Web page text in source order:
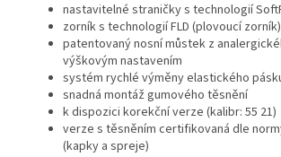
nastavitelné straničky s technologií
zorník s technologií FLD (plovoucí zorník)
patentovaný nosní můstek z
výškovým nastavením
systém rychlé výměny elastického
snadná montáž gumového těsnění
k dispozici korekční verze (kalibr: 55 21)
verze s těsněním certifikovaná dle
(kapky a spreje)